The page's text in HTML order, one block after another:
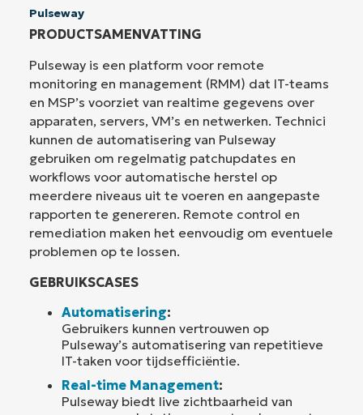
Pulseway
PRODUCTSAMENVATTING
Pulseway is een platform voor remote
monitoring en management (RMM) dat IT-teams
en MSP’s voorziet van realtime gegevens over
apparaten, servers, VM’s en netwerken. Technici
kunnen de automatisering van Pulseway
gebruiken om regelmatig patchupdates en
workflows voor automatische herstel op
meerdere niveaus uit te voeren en aangepaste
rapporten te genereren. Remote control en
remediation maken het eenvoudig om eventuele
problemen op te lossen.
GEBRUIKSCASES
Automatisering:
Gebruikers kunnen vertrouwen op
Pulseway’s automatisering van repetitieve
IT-taken voor tijdsefficiëntie.
Real-time Management:
Pulseway biedt live zichtbaarheid van